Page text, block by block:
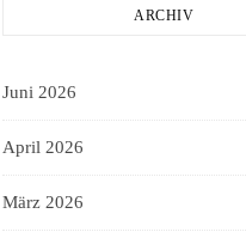
ARCHIV
Juni 2026
April 2026
März 2026